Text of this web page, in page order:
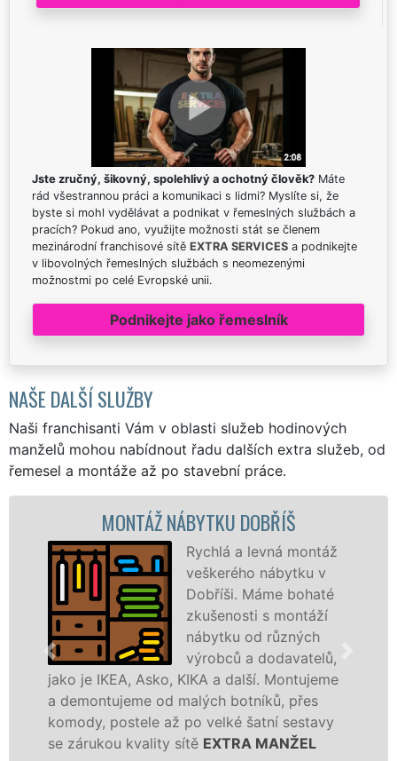
Jste zručný, šikovný, spolehlivý a ochotný člověk? Máte
rád všestrannou práci a komunikaci s lidmi? Myslíte si, že
byste si mohl vydělávat a podnikat v řemeslných službách a
pracích? Pokud ano, využijte možnosti stát se členem
mezinárodní franchisové sítě EXTRA SERVICES a podnikejte
v libovolných řemeslných službách s neomezenými
možnostmi po celé Evropské unii.
Podnikejte jako řemeslník
NAŠE DALŠÍ SLUŽBY
Naši franchisanti Vám v oblasti služeb hodinových
manželů mohou nabídnout řadu dalších extra služeb, od
řemesel a montáže až po stavební práce.
MONTÁŽ NÁBYTKU DOBŘÍŠ
Rychlá a levná montáž
veškerého nábytku v
Dobříši. Máme bohaté
zkušenosti s montáží
nábytku od různých
výrobců a dodavatelů,
jako je IKEA, Asko, KIKA a další. Montujeme
a demontujeme od malých botníků, přes
komody, postele až po velké šatní sestavy
se zárukou kvality sítěEXTRA MANŽEL